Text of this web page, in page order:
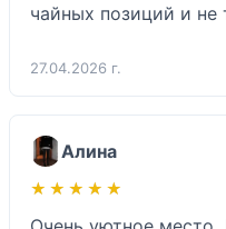
чайных позиций и не
27.04.2026 г.
Алина
★★★★★
★★★★★